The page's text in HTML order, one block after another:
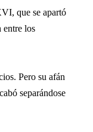
que se apartó
entre los
Pero su afán
separándose